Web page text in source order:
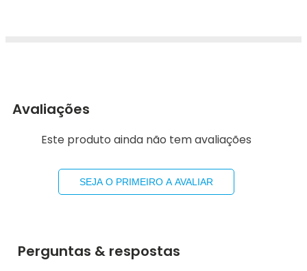
Avaliações
Este produto ainda não tem avaliações
SEJA O PRIMEIRO A AVALIAR
Perguntas & respostas